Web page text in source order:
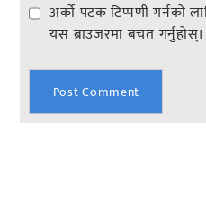
अर्को पटक टिप्पणी गर्नको
यस ब्राउजरमा बचत गर्नुहोस्।